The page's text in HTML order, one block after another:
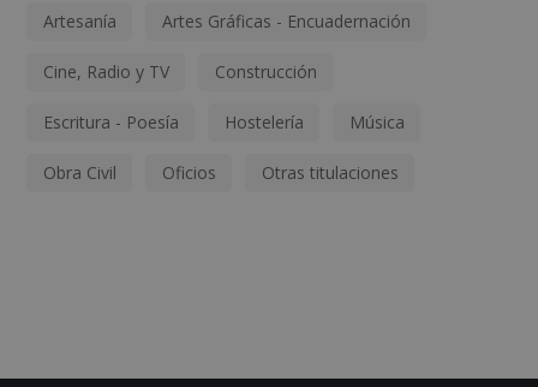
Artesanía Artes Gráficas - Encuadernación
Cine, Radio y TV Construcción
Escritura - Poesía Hostelería Música
Obra Civil Oficios Otras titulaciones